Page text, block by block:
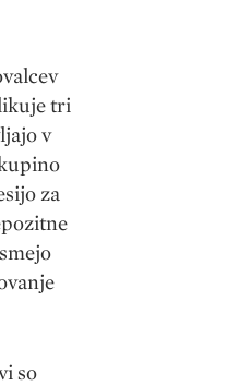
tri
v
za
so